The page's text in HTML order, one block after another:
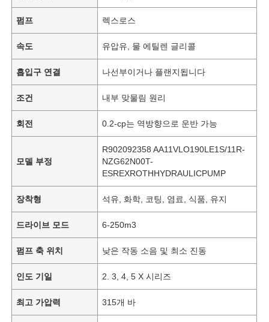
펌프 렉스로스
속도 유압유, 물 에틸렌 글리콜
흡입구 연결 나선부이거나 플랜지됩니다
조건 내부 맞물림 원리
회전 0.2-cp는 역방향으로 운반 가능
모델 부정
R902092358 AA11VLO190LE1S/11R-
NZG62N00T-
ESREXROTHHYDRAULICPUMP
장착형 석유, 화학, 코팅, 염료, 식품, 유지
드라이브 모드 6-250m3
펌프 축 위치 낮은 작동 소음 및 최소 진동
인도 기일 2. 3, 4, 5 X 시리즈
최고 가압력 315개 바